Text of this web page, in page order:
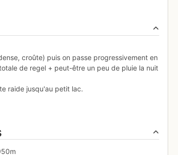
croûte) puis on passe progressivement en
de regel + peut-être un peu de pluie la nuit
raide jusqu'au petit lac.